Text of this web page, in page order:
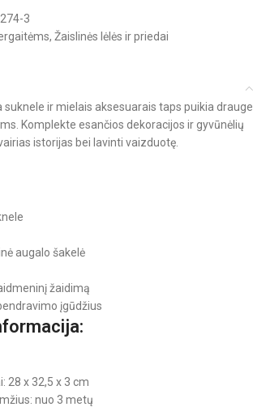
3
, Žaislinės lėlės ir priedai
suknele ir mielais aksesuarais taps puikia drauge
Komplekte esančios dekoracijos ir gyvūnėlių
istorijas bei lavinti vaizduotę.
augalo šakelė
žaidimą
įgūdžius
28 x 32,5 x 3 cm
nuo 3 metų